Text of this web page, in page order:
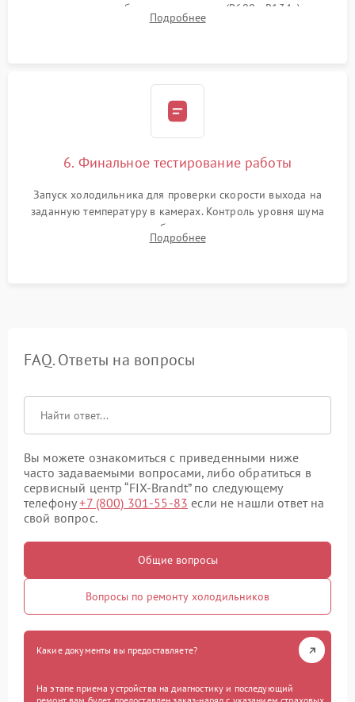
дозированным объемом хладагента (R600a, R134a) по
электронным весам. Контроль рабочего давления в системе.
Подробнее
6. Финальное тестирование работы
Запуск холодильника для проверки скорости выхода на
заданную температуру в камерах. Контроль уровня шума
компрессора, отсутствия обмерзания стенок и корректного
срабатывания системы автоматической оттайки.
Подробнее
FAQ. Ответы на вопросы
Вы можете ознакомиться с приведенными ниже
часто задаваемыми вопросами, либо обратиться в
сервисный центр “FIX-Brandt” по следующему
телефону+7 (800) 301-55-83 если не нашли ответ на
свой вопрос.
Общие вопросы
Вопросы по ремонту холодильников
Какие документы вы предоставляете?
На этапе приема устройства на диагностику и последующий